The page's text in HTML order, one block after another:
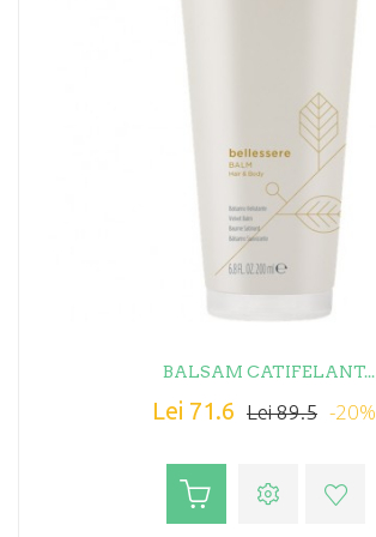
BALSAM CATIFELANT...
Lei 71.6 Lei 89.5 -20%